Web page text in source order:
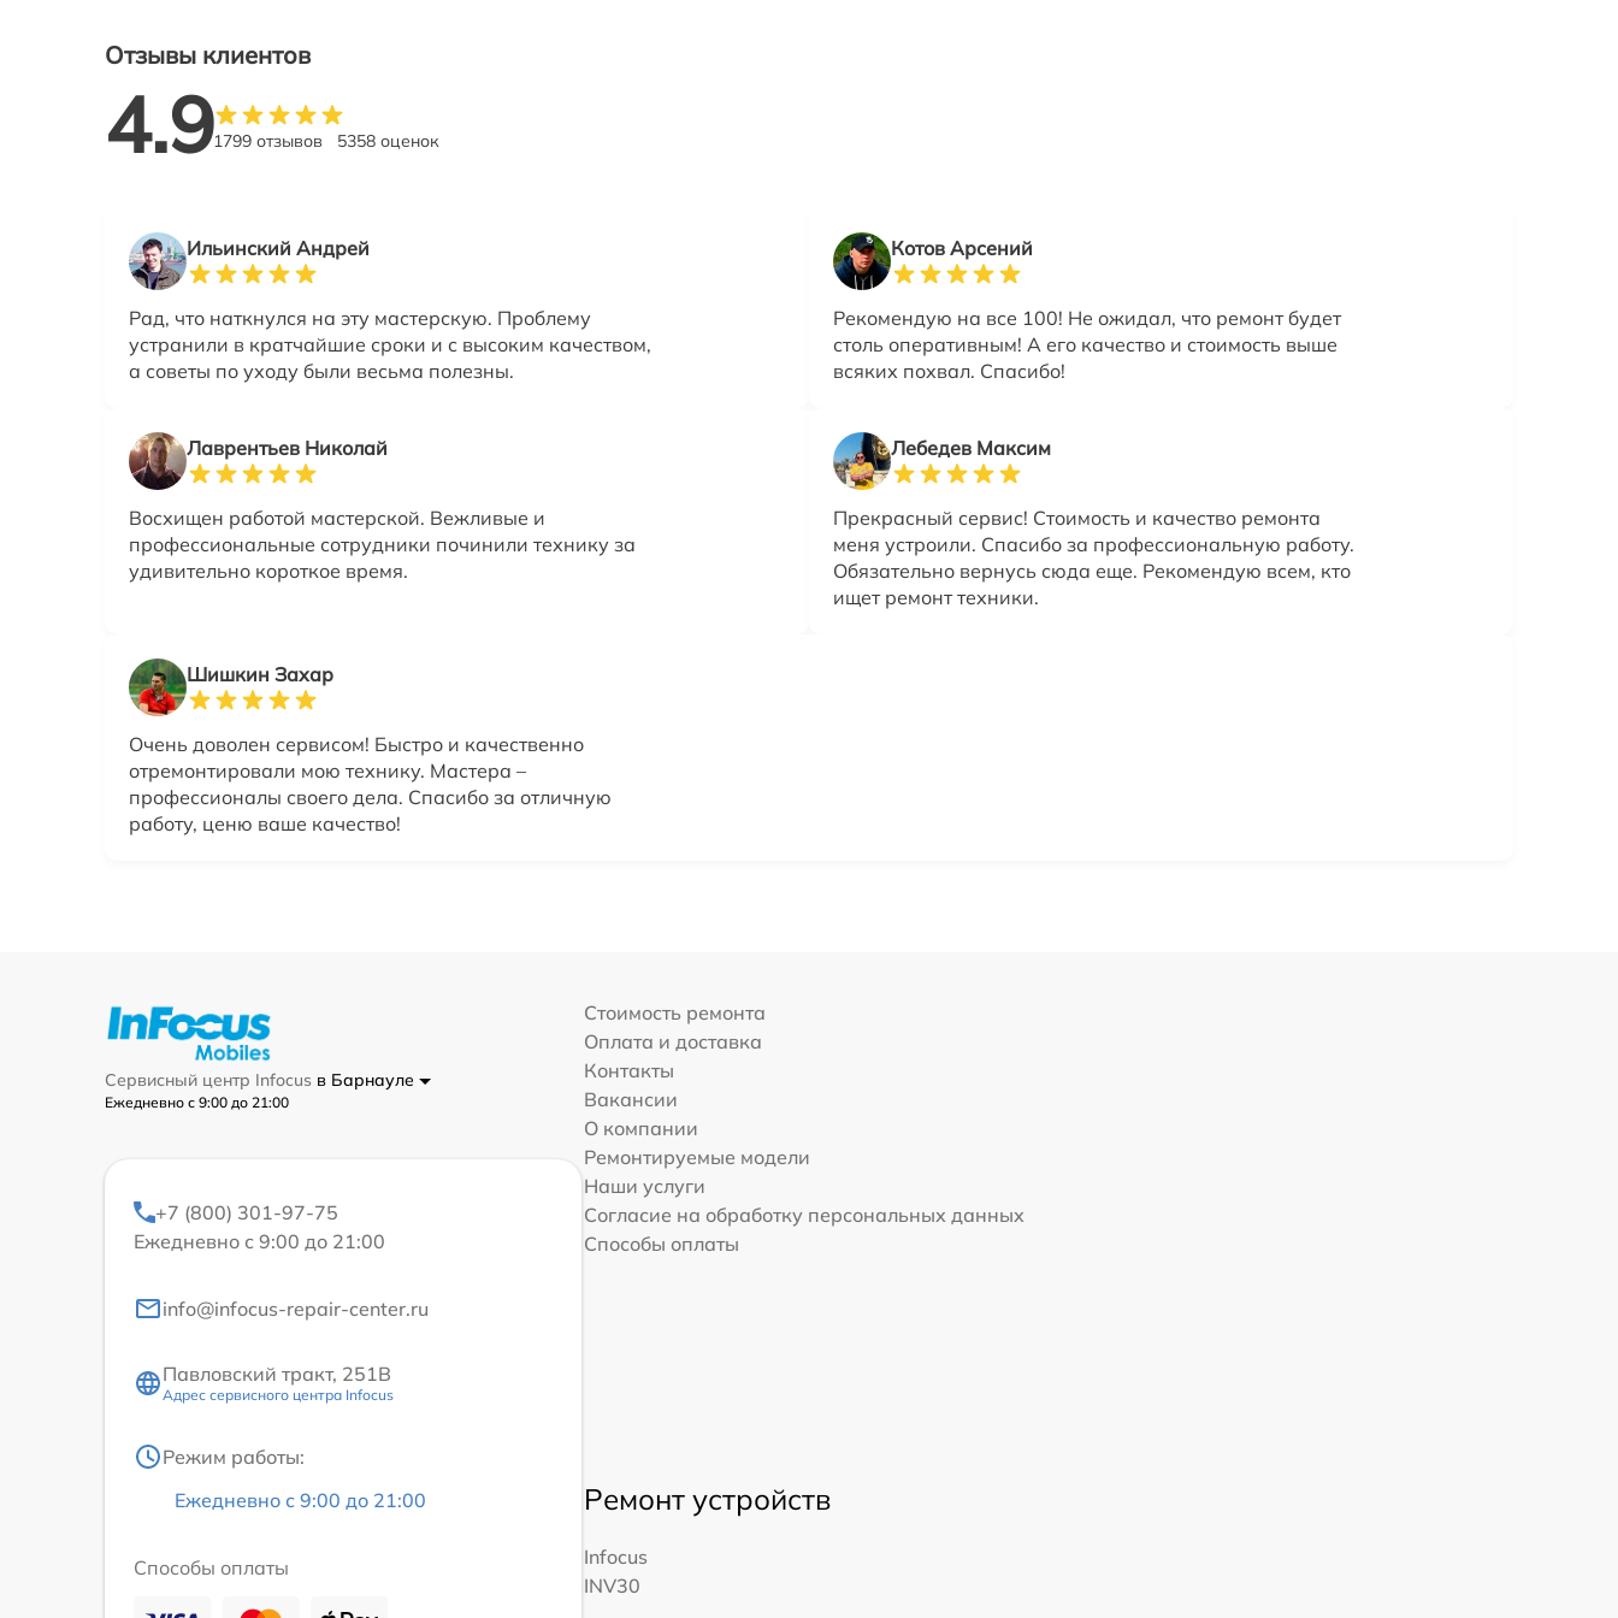
Отзывы клиентов
4.91799 отзывов 5358 оценок
Ильинский Андрей
Рад, что наткнулся на эту мастерскую. Проблему
устранили в кратчайшие сроки и с высоким качеством,
а советы по уходу были весьма полезны.
Котов Арсений
Рекомендую на все 100! Не ожидал, что ремонт будет
столь оперативным! А его качество и стоимость выше
всяких похвал. Спасибо!
Лаврентьев Николай
Восхищен работой мастерской. Вежливые и
профессиональные сотрудники починили технику за
удивительно короткое время.
Лебедев Максим
Прекрасный сервис! Стоимость и качество ремонта
меня устроили. Спасибо за профессиональную работу.
Обязательно вернусь сюда еще. Рекомендую всем, кто
ищет ремонт техники.
Шишкин Захар
Очень доволен сервисом! Быстро и качественно
отремонтировали мою технику. Мастера –
профессионалы своего дела. Спасибо за отличную
работу, ценю ваше качество!
Сервисный центр Infocus в Барнауле
Ежедневно с 9:00 до 21:00
+7 (800) 301-97-75
Ежедневно с 9:00 до 21:00
info@infocus-repair-center.ru
Павловский тракт, 251В
Адрес сервисного центра Infocus
Режим работы:
Ежедневно с 9:00 до 21:00
Способы оплаты
Стоимость ремонта
Оплата и доставка
Контакты
Вакансии
О компании
Ремонтируемые модели
Наши услуги
Согласие на обработку персональных данных
Способы оплаты
Ремонт устройств
Infocus
INV30